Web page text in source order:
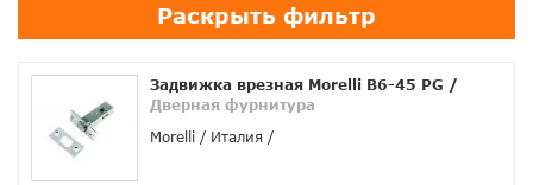
Раскрыть фильтр
Задвижка врезная Morelli B6-45 PG /
Дверная фурнитура
Morelli
Италия